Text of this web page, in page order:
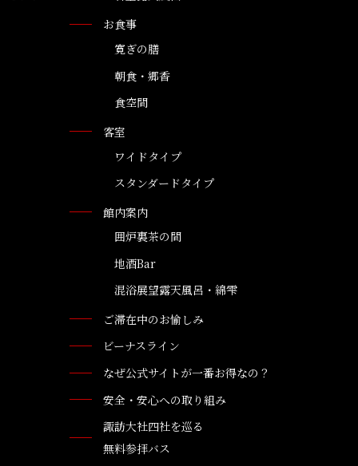
お食事
寛ぎの膳
朝食・郷香
食空間
客室
ワイドタイプ
スタンダードタイプ
館内案内
囲炉裏茶の間
地酒Bar
混浴展望露天風呂・綿雫
ご滞在中のお愉しみ
ビーナスライン
なぜ公式サイトが一番お得なの？
安全・安心への取り組み
諏訪大社四社を巡る
無料参拝バス